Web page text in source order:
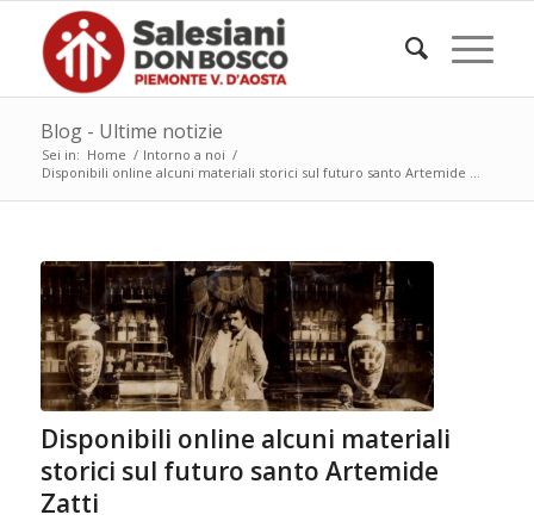
Blog - Ultime notizie
Sei in: Home / Intorno a noi /
Disponibili online alcuni materiali storici sul futuro santo Artemide ...
Disponibili online alcuni materiali
storici sul futuro santo Artemide
Zatti